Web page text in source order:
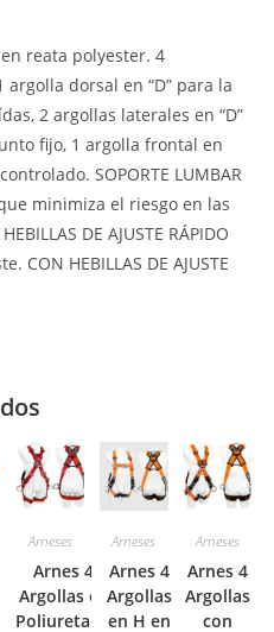
reata polyester. 4
argolla dorsal en “D” para la
2 argollas laterales en “D”
fijo, 1 argolla frontal en
SOPORTE LUMBAR
minimiza el riesgo en las
DE AJUSTE RÁPIDO
CON HEBILLAS DE AJUSTE
Arneses
Arnes 4
Argollas en
Poliuretano
Arneses
Arnes 4
Argollas
en H en
Arneses
Arnes 4
Argollas
con